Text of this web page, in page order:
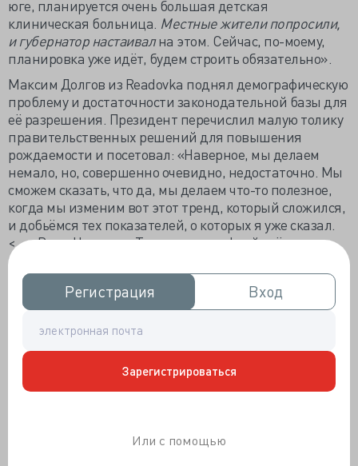
Регистрация
Регистрация Вход
Вход
Зарегистрироваться
Или с помощью
юге, планируется очень большая детская
клиническая больница. Местные жители попросили,
и губернатор настаивална этом. Сейчас, по-моему,
планировка уже идёт, будем строить обязательно».
Максим Долгов из Readovka поднял демографическую
проблему и достаточности законодательной базы для
её разрешения. Президент перечислил малую толику
правительственных решений для повышения
рождаемости и посетовал: «Наверное, мы делаем
немало, но, совершенно очевидно, недостаточно. Мы
сможем сказать, что да, мы делаем что-то полезное,
когда мы изменим вот этот тренд, который сложился,
и добьёмся тех показателей, о которых я уже сказал.
<…> Вот в Чечне и в Туве с демографией всё
нормально».
Пенсионерка Сычёва из Нижнего Новгорода
попеняла «бесплатной медицине», что
и участковых терапевтов – врачи уходят в платные
клиники. <…> Второй месяц я не могу записать отца
к кардиологу, он после инфаркта, врач принимает
всего лишь один раз в неделю. Электронная запись
утра, стоять на улице, и не факт, что достанется